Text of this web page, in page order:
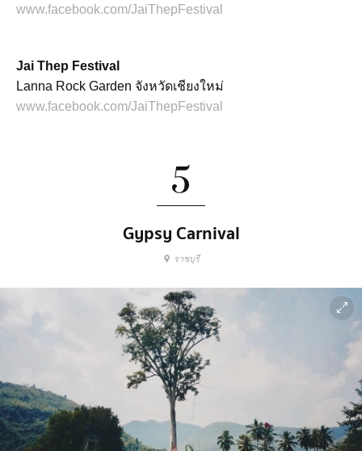
www.facebook.com/JaiThepFestival
Jai Thep Festival
Lanna Rock Garden จังหวัดเชียงใหม่
www.facebook.com/JaiThepFestival
5
Gypsy Carnival
ราชบุรี